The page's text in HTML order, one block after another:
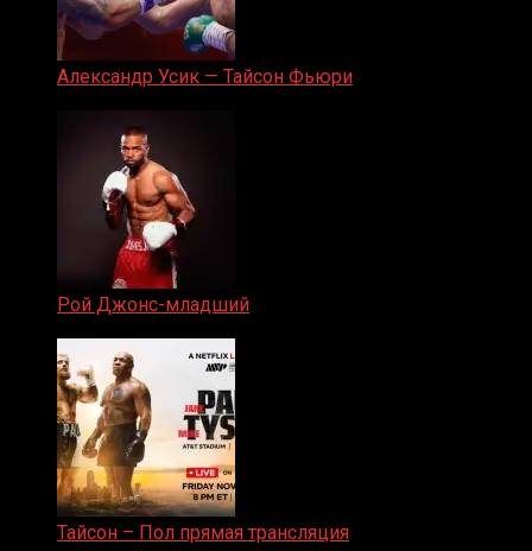
Александр Усик — Тайсон Фьюри
Рой Джонс-младший
Тайсон – Пол прямая трансляция